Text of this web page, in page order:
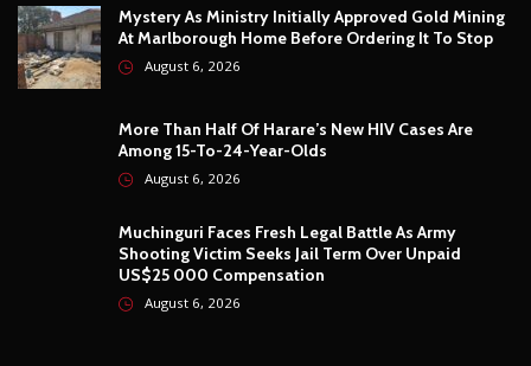
Mystery As Ministry Initially Approved Gold Mining
At Marlborough Home Before Ordering It To Stop
August 6, 2026
More Than Half Of Harare’s New HIV Cases Are
Among 15-To-24-Year-Olds
August 6, 2026
Muchinguri Faces Fresh Legal Battle As Army
Shooting Victim Seeks Jail Term Over Unpaid
US$25 000 Compensation
August 6, 2026